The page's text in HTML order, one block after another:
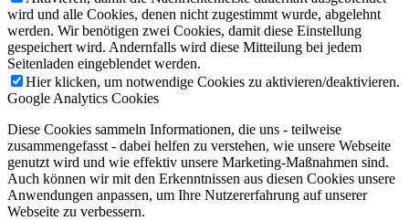
wird und alle Cookies, denen nicht zugestimmt wurde, abgelehnt
werden. Wir benötigen zwei Cookies, damit diese Einstellung
gespeichert wird. Andernfalls wird diese Mitteilung bei jedem
Seitenladen eingeblendet werden.
Hier klicken, um notwendige Cookies zu aktivieren/deaktivieren.
Google Analytics Cookies
Diese Cookies sammeln Informationen, die uns - teilweise
zusammengefasst - dabei helfen zu verstehen, wie unsere Webseite
genutzt wird und wie effektiv unsere Marketing-Maßnahmen sind.
Auch können wir mit den Erkenntnissen aus diesen Cookies unsere
Anwendungen anpassen, um Ihre Nutzererfahrung auf unserer
Webseite zu verbessern.